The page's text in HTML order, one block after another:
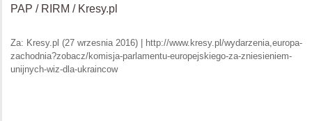
PAP / RIRM / Kresy.pl
Za: Kresy.pl (27 wrzesnia 2016) | http://www.kresy.pl/wydarzenia,europa-
zachodnia?zobacz/komisja-parlamentu-europejskiego-za-zniesieniem-
unijnych-wiz-dla-ukraincow